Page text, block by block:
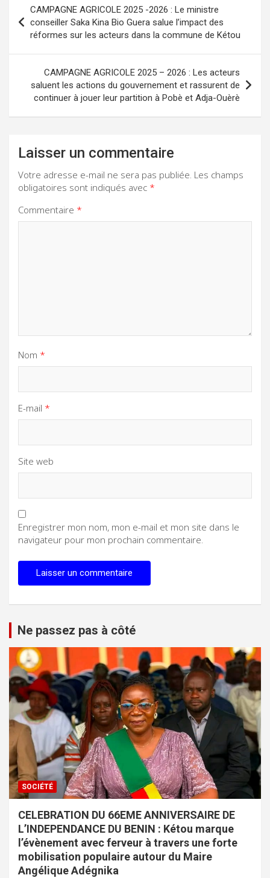
de
l’article
CAMPAGNE AGRICOLE 2025 -2026 : Le ministre
conseiller Saka Kina Bio Guera salue l’impact des
réformes sur les acteurs dans la commune de Kétou
CAMPAGNE AGRICOLE 2025 – 2026 : Les acteurs
saluent les actions du gouvernement et rassurent de
continuer à jouer leur partition à Pobè et Adja-Ouèrè
Laisser un commentaire
Votre adresse e-mail ne sera pas publiée. Les champs
obligatoires sont indiqués avec *
Commentaire *
Nom *
E-mail *
Site web
Enregistrer mon nom, mon e-mail et mon site dans le
navigateur pour mon prochain commentaire.
Ne passez pas à côté
SOCIÉTÉ
CELEBRATION DU 66EME ANNIVERSAIRE DE
L’INDEPENDANCE DU BENIN : Kétou marque
l’évènement avec ferveur à travers une forte
mobilisation populaire autour du Maire
Angélique Adégnika